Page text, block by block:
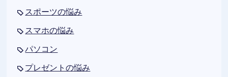
スポーツの悩み
スマホの悩み
パソコン
プレゼントの悩み